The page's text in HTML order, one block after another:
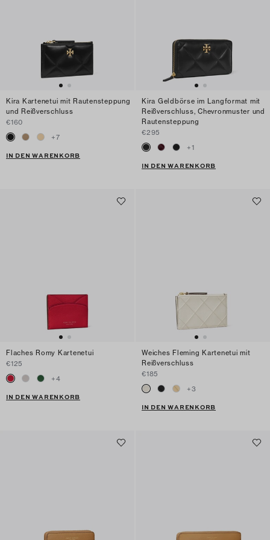
Kira Kartenetui mit Rautensteppung
und Reißverschluss
€160
+7
IN DEN WARENKORB
Kira Geldbörse im Langformat mit
Reißverschluss, Chevronmuster und
Rautensteppung
€295
+1
IN DEN WARENKORB
Flaches Romy Kartenetui
€125
+4
IN DEN WARENKORB
Weiches Fleming Kartenetui mit
Reißverschluss
€185
+3
IN DEN WARENKORB